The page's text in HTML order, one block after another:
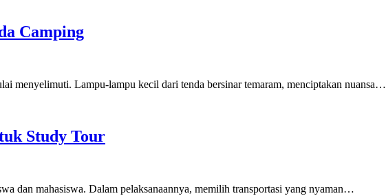
Camping
menyelimuti. Lampu-lampu kecil dari tenda bersinar temaram, menciptakan nuansa…
Study Tour
dan mahasiswa. Dalam pelaksanaannya, memilih transportasi yang nyaman…